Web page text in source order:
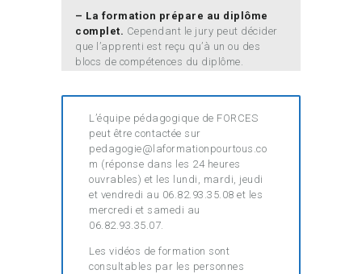
– La formation prépare au diplôme
complet. Cependant le jury peut décider
que l’apprenti est reçu qu’à un ou des
blocs de compétences du diplôme.
L’équipe pédagogique de FORCES
peut être contactée sur
pedagogie@laformationpourtous.co
m (réponse dans les 24 heures
ouvrables) et les lundi, mardi, jeudi
et vendredi au 06.82.93.35.08 et les
mercredi et samedi au
06.82.93.35.07.
Les vidéos de formation sont
consultables par les personnes